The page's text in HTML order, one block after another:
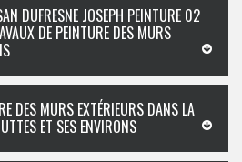
DUFRESNE JOSEPH PEINTURE 02
DE PEINTURE DES MURS
DES MURS EXTÉRIEURS DANS LA
ET SES ENVIRONS